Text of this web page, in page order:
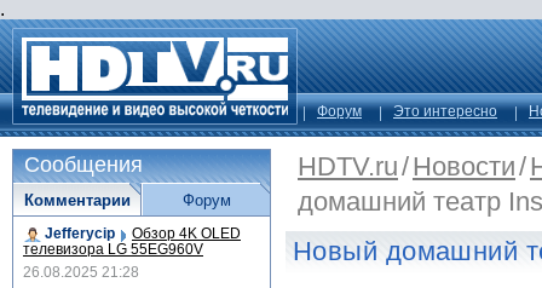
.
Форум Это интересно
HDTV.ru/Новости/
домашний театр
Новый домашний
Сообщения
Комментарии
Jefferycip Обзор 4K OLED
телевизора LG 55EG960V
26.08.2025 21:28
Форум